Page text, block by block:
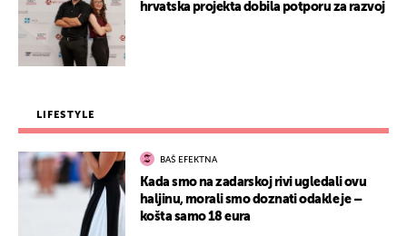
hrvatska projekta dobila potporu za razvoj
LIFESTYLE
BAŠ EFEKTNA
Kada smo na zadarskoj rivi ugledali ovu
haljinu, morali smo doznati odakle je –
košta samo 18 eura